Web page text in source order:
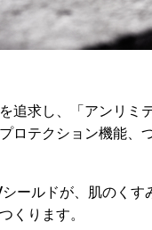
追求し、「アンリミ
ロテクション機能、
ールドが、肌のく
くります。